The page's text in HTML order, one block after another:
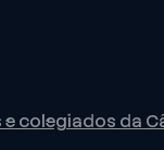
colegiados da